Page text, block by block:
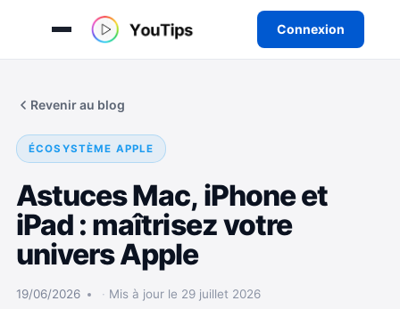
Connexion
Revenir au blog
ÉCOSYSTÈME APPLE
Astuces Mac, iPhone et
iPad : maîtrisez votre
univers Apple
19/06/2026 Mis à jour le 29 juillet 2026